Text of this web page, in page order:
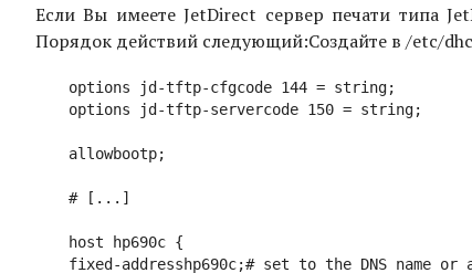
Если Вы имеете JetDirect сервер печати типа
Порядок действий следующий:Создайте в /etc/
options jd-tftp-cfgcode 144 = string;
options jd-tftp-servercode 150 = string;
allowbootp;
# [...]
host hp690c {
fixed-addresshp690c;# set to the DNS name